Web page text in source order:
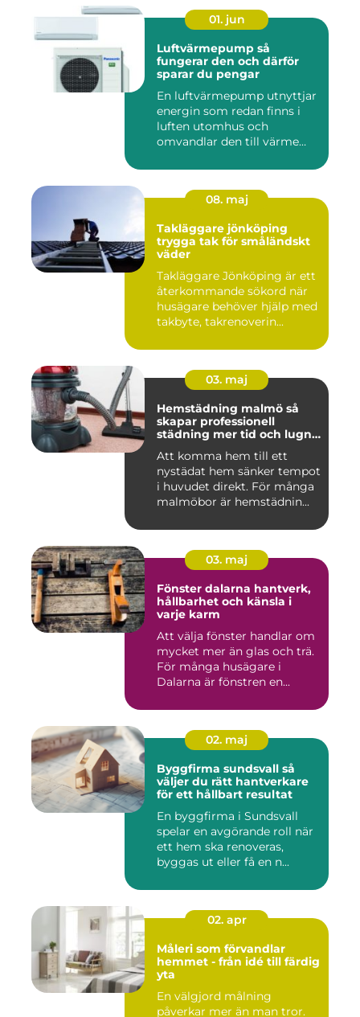
01. jun
Luftvärmepump så
fungerar den och därför
sparar du pengar
En luftvärmepump utnyttjar
energin som redan finns i
luften utomhus och
omvandlar den till värme
08. maj
Takläggare jönköping
trygga tak för småländskt
väder
Takläggare Jönköping är ett
återkommande sökord när
husägare behöver hjälp med
takbyte, takrenoverin...
03. maj
Hemstädning malmö så
skapar professionell
städning mer tid och lugn i
Att komma hem till ett
nystädat hem sänker tempot
i huvudet direkt. För många
malmöbor är hemstädnin...
03. maj
Fönster dalarna hantverk,
hållbarhet och känsla i
varje karm
Att välja fönster handlar om
mycket mer än glas och trä.
För många husägare i
Dalarna är fönstren en...
02. maj
Byggfirma sundsvall så
väljer du rätt hantverkare
för ett hållbart resultat
En byggfirma i Sundsvall
spelar en avgörande roll när
ett hem ska renoveras,
byggas ut eller få en n...
02. apr
Måleri som förvandlar
hemmet - från idé till färdig
yta
En välgjord målning
påverkar mer än man tror.